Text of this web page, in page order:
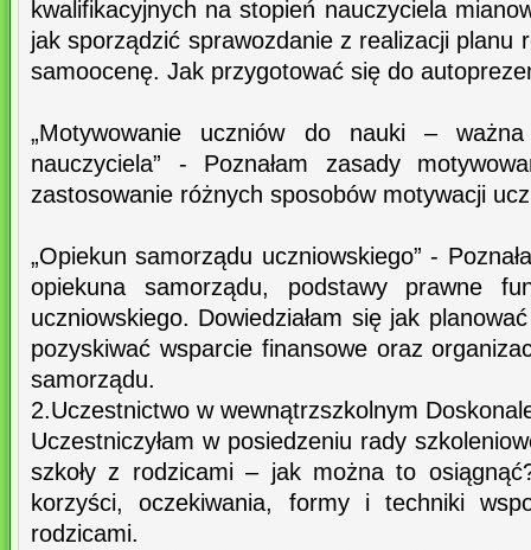
kwalifikacyjnych na stopień nauczyciela
jak sporządzić sprawozdanie z realizacji planu
samoocenę. Jak przygotować się do
„Motywowanie uczniów do nauki – ważna
nauczyciela” - Poznałam zasady
zastosowanie różnych sposobów motywacji
„Opiekun samorządu uczniowskiego” -
opiekuna samorządu, podstawy prawne
uczniowskiego. Dowiedziałam się jak
pozyskiwać wsparcie finansowe oraz
samorządu.
2.Uczestnictwo w wewnątrzszkolnym
Uczestniczyłam w posiedzeniu rady
szkoły z rodzicami – jak można to
korzyści, oczekiwania, formy i techniki
rodzicami.